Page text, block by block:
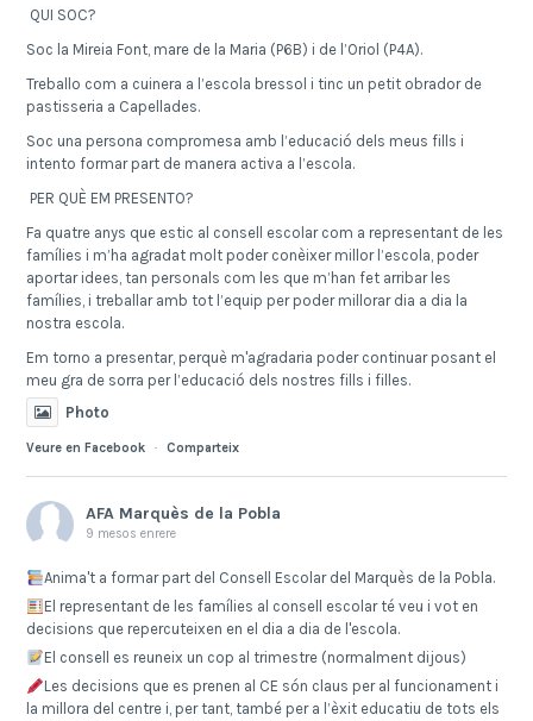
QUI SOC?
Soc la Mireia Font, mare de la Maria (P6B) i de l’Oriol (P4A).
Treballo com a cuinera a l’escola bressol i tinc un petit obrador de
pastisseria a Capellades.
Soc una persona compromesa amb l’educació dels meus fills i
intento formar part de manera activa a l’escola.
PER QUÈ EM PRESENTO?
Fa quatre anys que estic al consell escolar com a representant de les
famílies i m’ha agradat molt poder conèixer millor l’escola, poder
aportar idees, tan personals com les que m’han fet arribar les
famílies, i treballar amb tot l’equip per poder millorar dia a dia la
nostra escola.
Em torno a presentar, perquè m'agradaria poder continuar posant el
meu gra de sorra per l’educació dels nostres fills i filles.
Photo
Veure en Facebook · Comparteix
AFA Marquès de la Pobla
9 mesos enrere
Anima't a formar part del Consell Escolar del Marquès de la Pobla.
El representant de les famílies al consell escolar té veu i vot en
decisions que repercuteixen en el dia a dia de l'escola.
El consell es reuneix un cop al trimestre (normalment dijous)
Les decisions que es prenen al CE són claus per al funcionament i
la millora del centre i, per tant, també per a l’èxit educatiu de tots els